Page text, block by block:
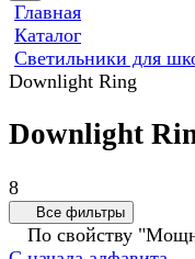
Главная
Каталог
Светильники для
Downlight Ring
Downlight
8
Все фильтры
По свойству